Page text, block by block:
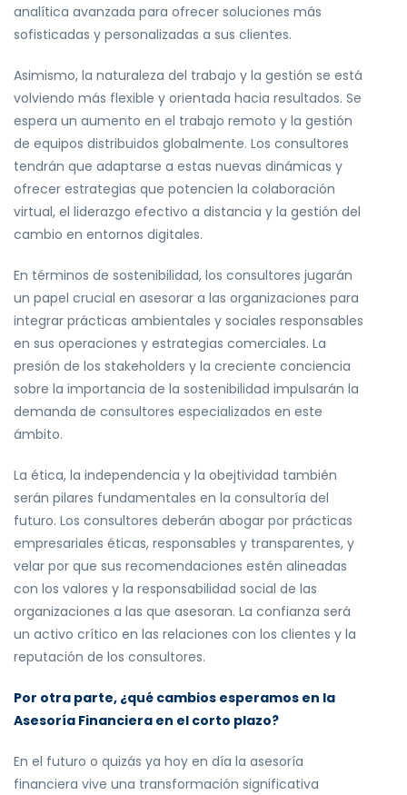
analítica avanzada para ofrecer soluciones más
sofisticadas y personalizadas a sus clientes.
Asimismo, la naturaleza del trabajo y la gestión se está
volviendo más flexible y orientada hacia resultados. Se
espera un aumento en el trabajo remoto y la gestión
de equipos distribuidos globalmente. Los consultores
tendrán que adaptarse a estas nuevas dinámicas y
ofrecer estrategias que potencien la colaboración
virtual, el liderazgo efectivo a distancia y la gestión del
cambio en entornos digitales.
En términos de sostenibilidad, los consultores jugarán
un papel crucial en asesorar a las organizaciones para
integrar prácticas ambientales y sociales responsables
en sus operaciones y estrategias comerciales. La
presión de los stakeholders y la creciente conciencia
sobre la importancia de la sostenibilidad impulsarán la
demanda de consultores especializados en este
ámbito.
La ética, la independencia y la obejtividad también
serán pilares fundamentales en la consultoría del
futuro. Los consultores deberán abogar por prácticas
empresariales éticas, responsables y transparentes, y
velar por que sus recomendaciones estén alineadas
con los valores y la responsabilidad social de las
organizaciones a las que asesoran. La confianza será
un activo crítico en las relaciones con los clientes y la
reputación de los consultores.
Por otra parte, ¿qué cambios esperamos en la
Asesoría Financiera en el corto plazo?
En el futuro o quizás ya hoy en día la asesoría
financiera vive una transformación significativa